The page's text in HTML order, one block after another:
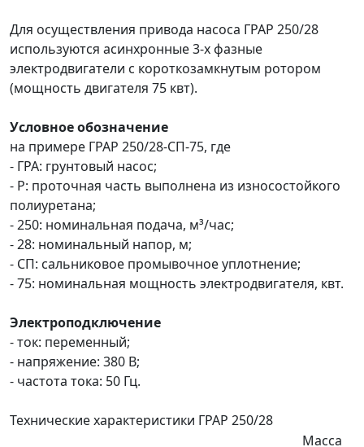
Для осуществления привода насоса ГРАР 250/28
используются асинхронные 3-х фазные
электродвигатели с короткозамкнутым ротором
(мощность двигателя 75 квт).
Условное обозначение
на примере ГРАР 250/28-СП-75, где
- ГРА: грунтовый насос;
- Р: проточная часть выполнена из износостойкого
полиуретана;
- 250: номинальная подача, м³/час;
- 28: номинальный напор, м;
- СП: сальниковое промывочное уплотнение;
- 75: номинальная мощность электродвигателя, квт.
Электроподключение
- ток: переменный;
- напряжение: 380 В;
- частота тока: 50 Гц.
Технические характеристики ГРАР 250/28
Масса